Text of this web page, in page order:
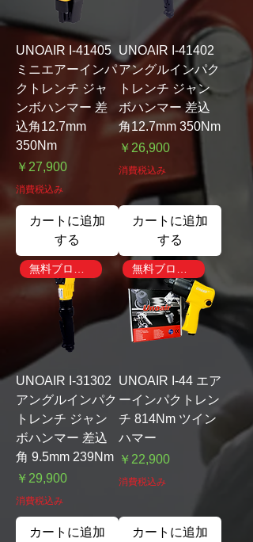
UNOAIR I-41405
ミニエアーインパ
クトレンチ ジャ
ンボハンマー 差
込角12.7mm
350Nm
価格
￥27,900
消費税込み
カートに追加
する
UNOAIR I-41402
アングルインパク
トレンチ ジャン
ボハンマー 差込
角12.7mm 350Nm
価格
￥26,900
消費税込み
カートに追加
する
UNOAIR I-31302
アングルインパク
トレンチ ジャン
ボハンマー 差込
角 9.5mm 239Nm
価格
￥29,900
消費税込み
カートに追加
UNOAIR I-44 エア
ーインパクトレン
チ 814Nm ツイン
ハマー
価格
￥22,900
消費税込み
カートに追加